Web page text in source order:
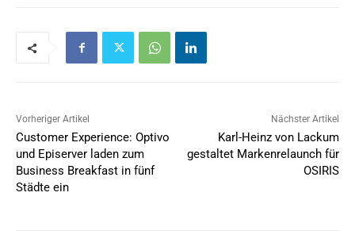
Vorheriger Artikel
Customer Experience: Optivo
und Episerver laden zum
Business Breakfast in fünf
Städte ein
Nächster Artikel
Karl-Heinz von Lackum
gestaltet Markenrelaunch für
OSIRIS